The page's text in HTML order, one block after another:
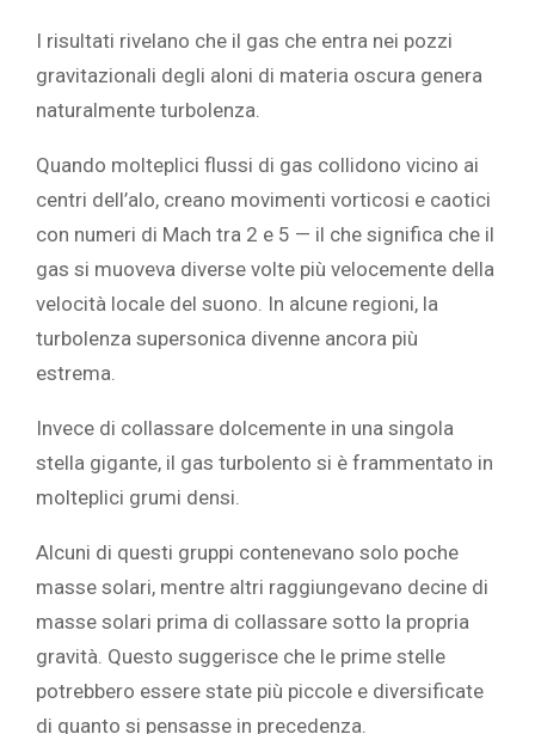
I risultati rivelano che il gas che entra nei pozzi
gravitazionali degli aloni di materia oscura genera
naturalmente turbolenza.
Quando molteplici flussi di gas collidono vicino ai
centri dell’alo, creano movimenti vorticosi e caotici
con numeri di Mach tra 2 e 5 — il che significa che il
gas si muoveva diverse volte più velocemente della
velocità locale del suono. In alcune regioni, la
turbolenza supersonica divenne ancora più
estrema.
Invece di collassare dolcemente in una singola
stella gigante, il gas turbolento si è frammentato in
molteplici grumi densi.
Alcuni di questi gruppi contenevano solo poche
masse solari, mentre altri raggiungevano decine di
masse solari prima di collassare sotto la propria
gravità. Questo suggerisce che le prime stelle
potrebbero essere state più piccole e diversificate
di quanto si pensasse in precedenza.